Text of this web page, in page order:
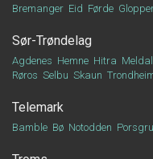
Bremanger Eid Førde
Sør-Trøndelag
Agdenes Hemne Hitra Meldal
Røros Selbu Skaun
Telemark
Bamble Bø Notodden